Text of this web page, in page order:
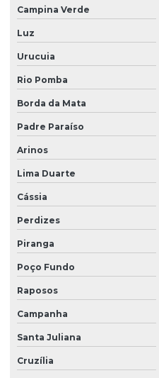
Campina Verde
Luz
Urucuia
Rio Pomba
Borda da Mata
Padre Paraíso
Arinos
Lima Duarte
Cássia
Perdizes
Piranga
Poço Fundo
Raposos
Campanha
Santa Juliana
Cruzília